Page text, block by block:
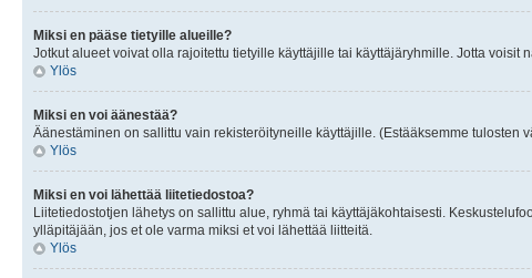
Miksi en pääse tietyille alueille?
Jotkut alueet voivat olla rajoitettu tietyille käyttäjille tai käyttäjäryhmille. Jotta voisit
Ylös
Miksi en voi äänestää?
Äänestäminen on sallittu vain rekisteröityneille käyttäjille. (Estääksemme tulosten
Ylös
Miksi en voi lähettää liitetiedostoa?
Liitetiedostotjen lähetys on sallittu alue, ryhmä tai käyttäjäkohtaisesti.
ylläpitäjään, jos et ole varma miksi et voi lähettää liitteitä.
Ylös